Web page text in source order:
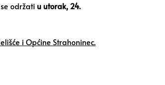
održati u utorak, 24.
i Općine Strahoninec.